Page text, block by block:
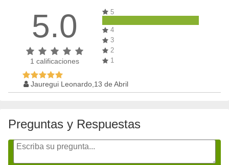
5.0
1 calificaciones
5
4
3
2
1
Jauregui Leonardo,13 de Abril
Preguntas y Respuestas